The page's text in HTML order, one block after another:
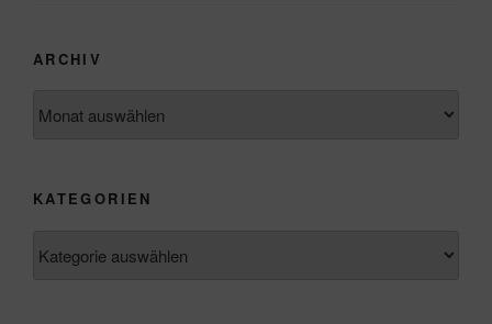
ARCHIV
KATEGORIEN